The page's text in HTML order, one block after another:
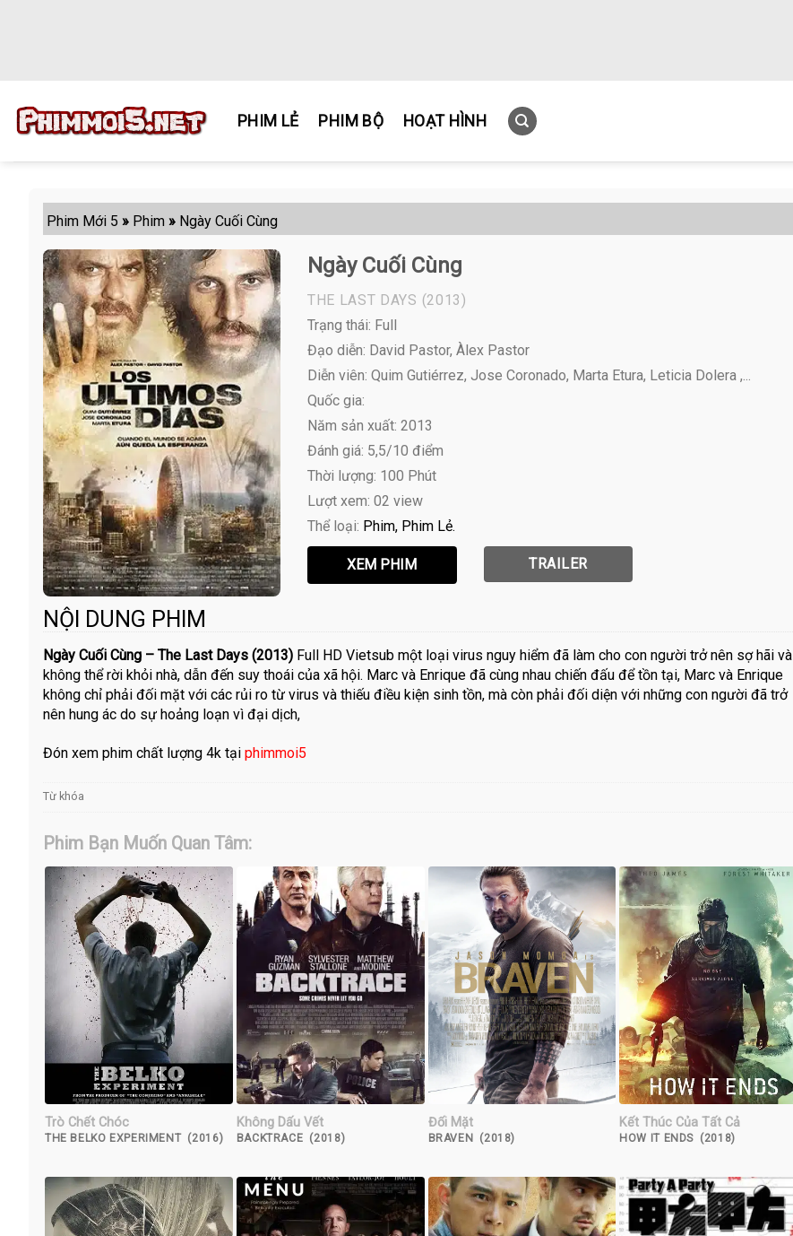
PHIM LẺ PHIM BỘ HOẠT HÌNH
Phim Mới 5 » Phim » Ngày Cuối Cùng
Ngày Cuối Cùng
THE LAST DAYS (2013)
Trạng thái: Full
Đạo diễn: David Pastor, Àlex Pastor
Diễn viên: Quim Gutiérrez, Jose Coronado, Marta Etura, Leticia Dolera ,...
Quốc gia:
Năm sản xuất: 2013
Đánh giá: 5,5/10 điểm
Thời lượng: 100 Phút
Lượt xem: 02 view
Thể loại: Phim Phim Lẻ
TRAILER
NỘI DUNG PHIM
Ngày Cuối Cùng – The Last Days (2013) Full HD Vietsub một loại virus nguy hiểm đã làm cho con người trở nên sợ hãi và
không thể rời khỏi nhà, dẫn đến suy thoái của xã hội. Marc và Enrique đã cùng nhau chiến đấu để tồn tại, Marc và Enrique
không chỉ phải đối mặt với các rủi ro từ virus và thiếu điều kiện sinh tồn, mà còn phải đối diện với những con người đã trở
nên hung ác do sự hoảng loạn vì đại dịch,
Đón xem phim chất lượng 4k tại phimmoi5
Từ khóa
Phim Bạn Muốn Quan Tâm:
Trò Chết Chóc
THE BELKO EXPERIMENT (2016)
Không Dấu Vết
BACKTRACE (2018)
Đối Mặt
BRAVEN (2018)
Kết Thúc Của Tất Cả
HOW IT ENDS (2018)